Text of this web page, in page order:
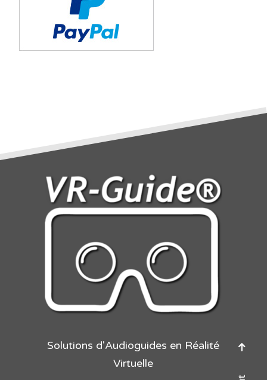
Solutions d'Audioguides en Réalité
Virtuelle